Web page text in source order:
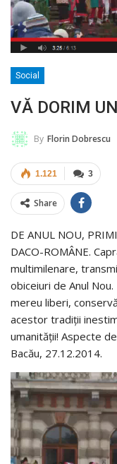
Social
VĂ DORIM
By Florin Dobrescu
3
1.121
Share
DE ANUL NOU,
DACO-ROMÂNE.
multimilenare,
obiceiuri de Anul
mereu liberi,
acestor tradiţii
umanităţii! Aspecte
Bacău, 27.12.2014.